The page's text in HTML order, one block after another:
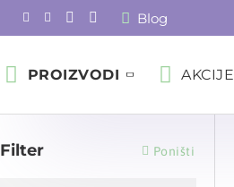
Blog
PROIZVODI AKCIJE
Filter Poništi